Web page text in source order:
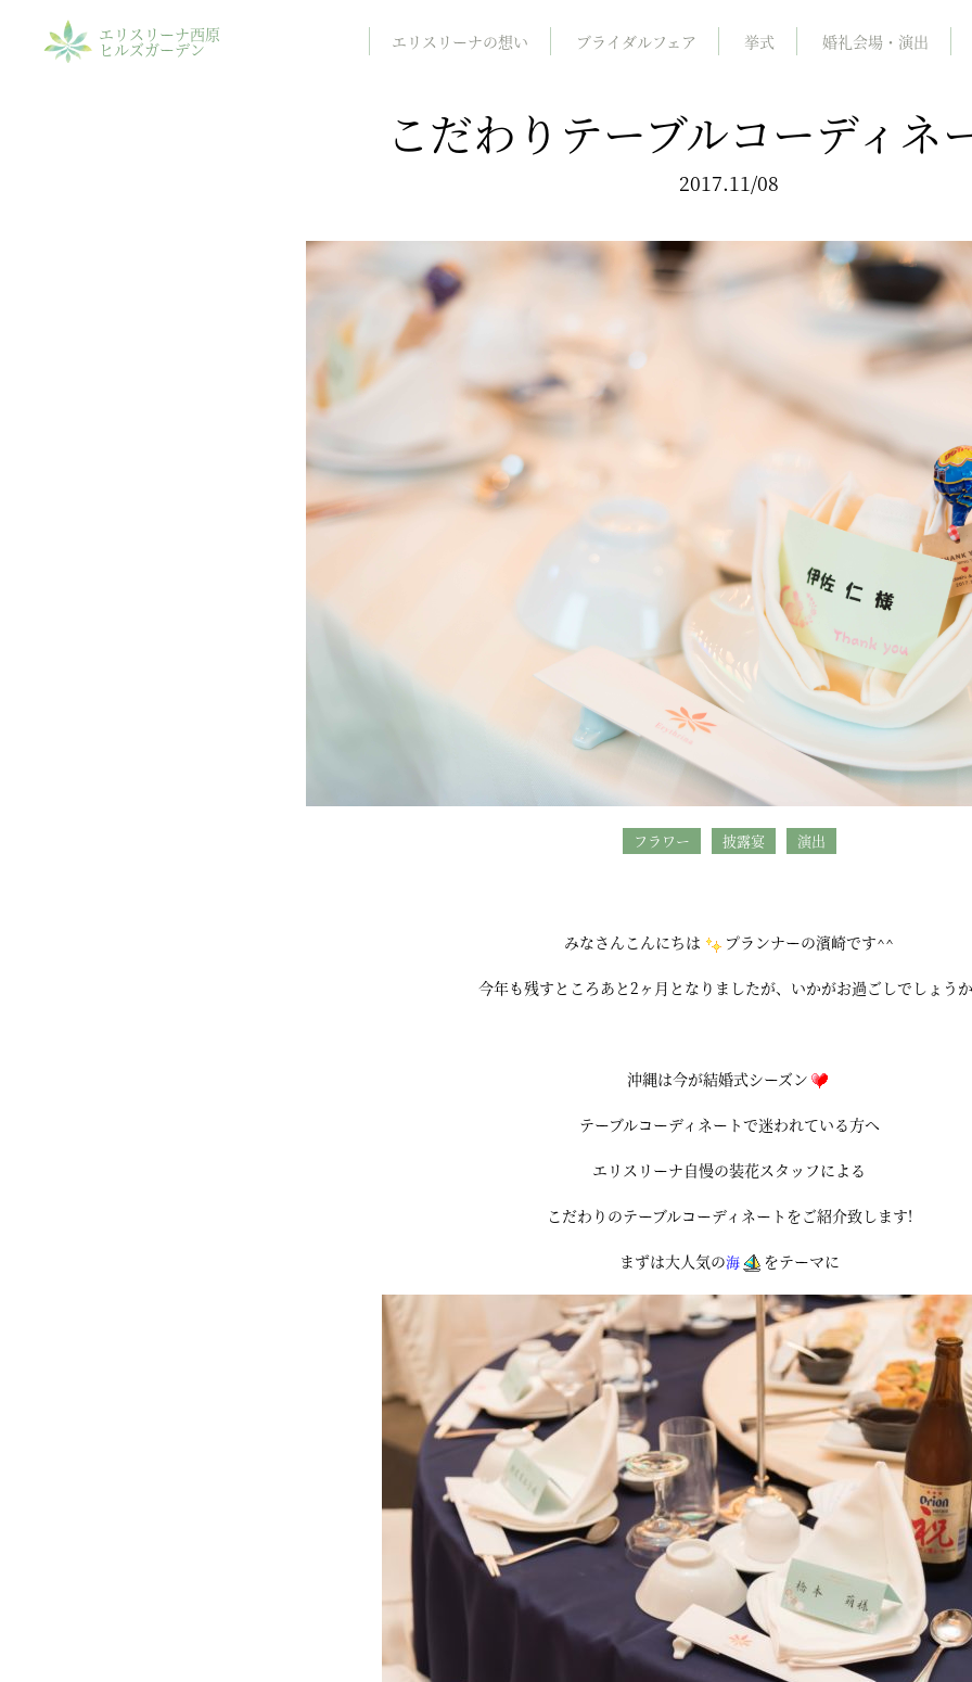
エリスリーナ西原
ヒルズガーデン エリスリーナの想い ブライダルフェア 挙式 婚礼会場・演出
こだわりテーブルコーディ
2017.11/08
フラワー 披露宴 演出
みなさんこんにちは プランナーの濱崎です^^
今年も残すところあと2ヶ月となりましたが、いかがお過ごしでしょう
沖縄は今が結婚式シーズン
テーブルコーディネートで迷われている方へ
エリスリーナ自慢の装花スタッフによる
こだわりのテーブルコーディネートをご紹介致します!
まずは大人気の海 をテーマに